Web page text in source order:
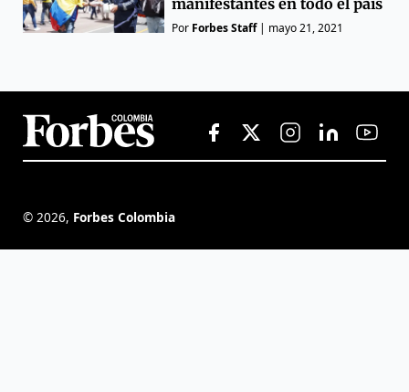
manifestantes en todo el país
Por Forbes Staff| mayo 21, 2021
© 2026, Forbes Colombia